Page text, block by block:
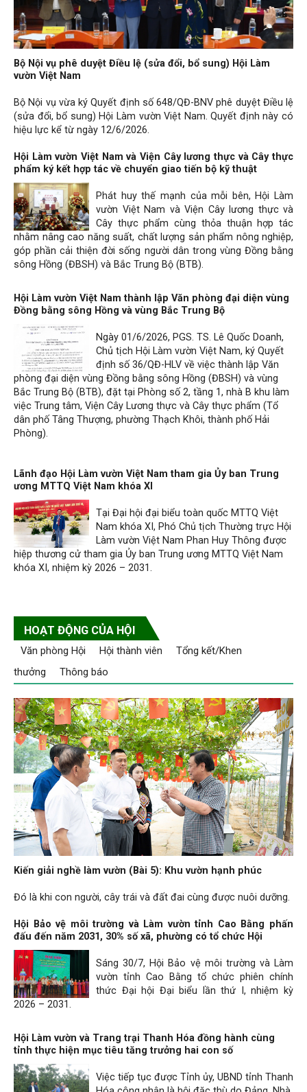
Bộ Nội vụ phê duyệt Điều lệ (sửa đổi, bổ sung) Hội Làm
vườn Việt Nam
Bộ Nội vụ vừa ký Quyết định số 648/QĐ-BNV phê duyệt Điều lệ
(sửa đổi, bổ sung) Hội Làm vườn Việt Nam. Quyết định này có
hiệu lực kể từ ngày 12/6/2026.
Hội Làm vườn Việt Nam và Viện Cây lương thực và Cây thực
phẩm ký kết hợp tác về chuyển giao tiến bộ kỹ thuật
Phát huy thế mạnh của mỗi bên, Hội Làm
vườn Việt Nam và Viện Cây lương thực và
Cây thực phẩm cùng thỏa thuận hợp tác
nhằm nâng cao năng suất, chất lượng sản phẩm nông nghiệp,
góp phần cải thiện đời sống người dân trong vùng Đồng bằng
sông Hồng (ĐBSH) và Bắc Trung Bộ (BTB).
Hội Làm vườn Việt Nam thành lập Văn phòng đại diện vùng
Đồng bằng sông Hồng và vùng Bắc Trung Bộ
Ngày 01/6/2026, PGS. TS. Lê Quốc Doanh,
Chủ tịch Hội Làm vườn Việt Nam, ký Quyết
định số 36/QĐ-HLV về việc thành lập Văn
phòng đại diện vùng Đồng bằng sông Hồng (ĐBSH) và vùng
Bắc Trung Bộ (BTB), đặt tại Phòng số 2, tầng 1, nhà B khu làm
việc Trung tâm, Viện Cây Lương thực và Cây thực phẩm (Tổ
dân phố Tâng Thượng, phường Thạch Khôi, thành phố Hải
Phòng).
Lãnh đạo Hội Làm vườn Việt Nam tham gia Ủy ban Trung
ương MTTQ Việt Nam khóa XI
Tại Đại hội đại biểu toàn quốc MTTQ Việt
Nam khóa XI, Phó Chủ tịch Thường trực Hội
Làm vườn Việt Nam Phan Huy Thông được
hiệp thương cử tham gia Ủy ban Trung ương MTTQ Việt Nam
khóa XI, nhiệm kỳ 2026 – 2031.
HOẠT ĐỘNG CỦA HỘI
Văn phòng Hội Hội thành viên
Tổng kết/Khen
thưởng
Thông báo
Kiến giải nghề làm vườn (Bài 5): Khu vườn hạnh phúc
Đó là khi con người, cây trái và đất đai cùng được nuôi dưỡng.
Hội Bảo vệ môi trường và Làm vườn tỉnh Cao Bằng phấn
đấu đến năm 2031, 30% số xã, phường có tổ chức Hội
Sáng 30/7, Hội Bảo vệ môi trường và Làm
vườn tỉnh Cao Bằng tổ chức phiên chính
thức Đại hội Đại biểu lần thứ I, nhiệm kỳ
2026 – 2031.
Hội Làm vườn và Trang trại Thanh Hóa đồng hành cùng
tỉnh thực hiện mục tiêu tăng trưởng hai con số
Việc tiếp tục được Tỉnh ủy, UBND tỉnh Thanh